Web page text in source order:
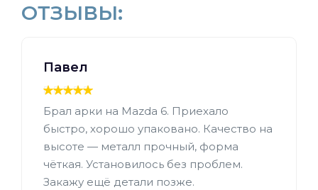
ОТЗЫВЫ:
Павел
Брал арки на Mazda 6. Приехало
быстро, хорошо упаковано. Качество на
высоте — металл прочный, форма
чёткая. Установилось без проблем.
Закажу ещё детали позже.